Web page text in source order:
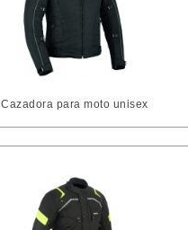
Cazadora para moto unisex